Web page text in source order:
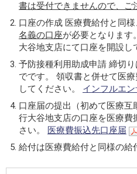
書は受付できませんので、ご
口座の作成 医療費給付と同様
名義の口座が必要となります
大谷地支店にて口座を開設し
予防接種利用助成申請 締切り
でです。 領収書と併せて医
してください。 インフルエ
口座届の提出（初めて医療
行大谷地支店の口座を医療
さい。 医療費振込先口座届
給付は医療費給付と同様の給